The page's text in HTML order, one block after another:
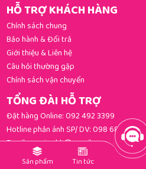
HỖ TRỢ KHÁCH HÀNG
Chính sách chung
Bảo hành & Đổi trả
Giới thiệu & Liên hệ
Câu hỏi thường gặp
Chính sách vận chuyển
TỔNG ĐÀI HỖ TRỢ
Đặt hàng Online:092 492 3399
Hotline phản ánh SP/ DV:098 681 3392
Email:gomi.cskh@gmail.com
PHƯƠNG THỨC THANH TOÁN
Sản phẩm Tin tức